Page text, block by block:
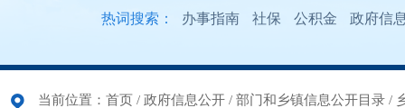
热词搜索： 办事指南 社保 公积金 政府信
当前位置： 首页 / 政府信息公开 / 部门和乡镇信息公开目录 /